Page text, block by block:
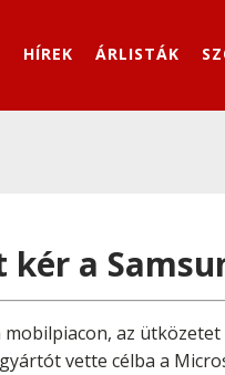
HÍREK ÁRLISTÁK
kér a
mobilpiacon, az
vette célba a